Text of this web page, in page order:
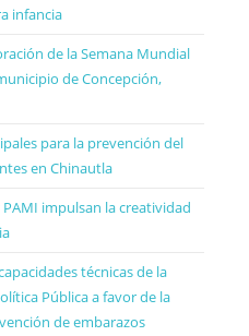
infancia
de la Semana Mundial
de Concepción,
para la prevención del
en Chinautla
impulsan la creatividad
técnicas de la
Pública a favor de la
de embarazos